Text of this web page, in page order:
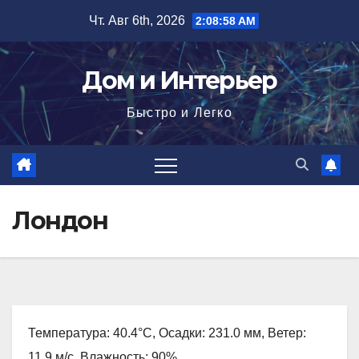
содержимому
Чт. Авг 6th, 2026 2:09:00 AM
Дом и Интерьер
Быстро и Легко
Лондон
Температура: 40.4°C, Осадки: 231.0 мм, Ветер: